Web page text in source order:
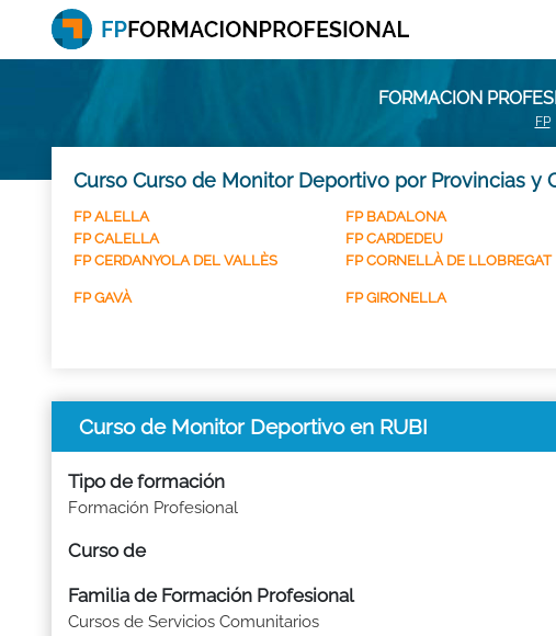
FORMACION
FP
Curso Curso de Monitor Deportivo por Provincias y
FP ALELLA FP BADALONA
FP CALELLA
FP CARDEDEU
FP CERDANYOLA DEL VALLÈS
FP CORNELLÀ DE LLOBREGAT
FP GAVÀ FP GIRONELLA
Curso de Monitor Deportivo en RUBI
Tipo de formación
Formación Profesional
Curso de
Familia de Formación Profesional
Cursos de Servicios Comunitarios